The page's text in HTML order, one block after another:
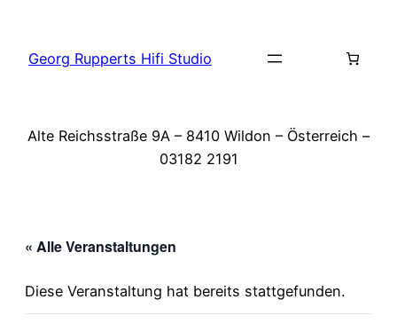
Georg Rupperts Hifi Studio
Alte Reichsstraße 9A – 8410 Wildon – Österreich –
03182 2191
« Alle Veranstaltungen
Diese Veranstaltung hat bereits stattgefunden.